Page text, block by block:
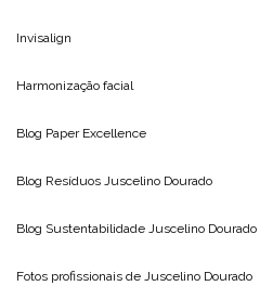
Invisalign
Harmonização facial
Blog Paper Excellence
Blog Resíduos Juscelino Dourado
Blog Sustentabilidade Juscelino Dourado
Fotos profissionais de Juscelino Dourado